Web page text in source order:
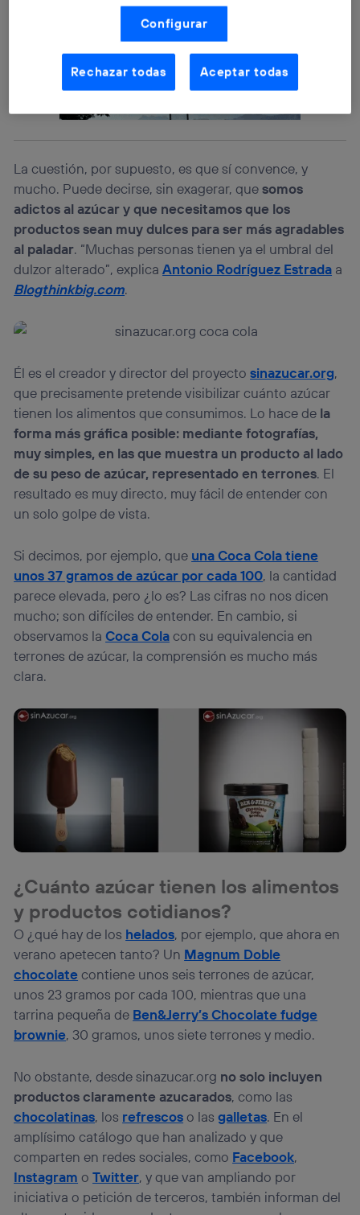
La cuestión, por supuesto, es que sí convence, y
mucho. Puede decirse, sin exagerar, quesomos
adictos al azúcar y que necesitamos que los
productos sean muy dulces para ser más agradables
al paladar. “Muchas personas tienen ya el umbral del
dulzor alterado”, explicaAntonio Rodríguez Estrada a
Blogthinkbig.com.
Él es el creador y director del proyectosinazucar.org,
que precisamente pretende visibilizar cuánto azúcar
tienen los alimentos que consumimos. Lo hace de la
forma más gráfica posible: mediante fotografías,
muy simples, en las que muestra un producto al lado
de su peso de azúcar, representado en terrones. El
resultado es muy directo, muy fácil de entender con
un solo golpe de vista.
Si decimos, por ejemplo, que una Coca Cola tiene
unos 37 gramos de azúcar por cada 100, la cantidad
parece elevada, pero ¿lo es? Las cifras no nos dicen
mucho; son difíciles de entender. En cambio, si
observamos laCoca Colacon su equivalencia en
terrones de azúcar, la comprensión es mucho más
clara.
¿Cuánto azúcar tienen los alimentos
y productos cotidianos?
O ¿qué hay de los helados, por ejemplo, que ahora en
verano apetecen tanto? Un Magnum Doble
chocolatecontiene unos seis terrones de azúcar,
unos 23 gramos por cada 100, mientras que una
tarrina pequeña de Ben&Jerry’s Chocolate fudge
brownie, 30 gramos, unos siete terrones y medio.
No obstante, desde sinazucar.org no solo incluyen
productos claramente azucarados, como las
chocolatinas, los refrescoso lasgalletas. En el
amplísimo catálogo que han analizado y que
comparten en redes sociales, como Facebook,
Instagram oTwitter, y que van ampliando por
iniciativa o petición de terceros, también informan del
Nosotros, Telefónica S.A., utilizamos la tecnología Utiq para
realizar nuestras acciones de marketing digital o análisis
(como se describe en este aviso de consentimiento)
basadas en tu navegación en nuestra(s) web(s)
aquí(solo cuando utilizas una conexión a
internet habilitada , proporcionada por una de las
operadoras de telefonía participantes, y otorgas tu
prioridad ofreciéndote elección y control.
La tecnología utiliza un identificador cifrado creado por tu
operadora de telefonía
, utilizando tu dirección IP y otra
información de la cuenta de cliente de
telecomunicaciones vinculada a la conexión que utilizas
(p. ej., número de teléfono móvil).
Este identificador se asigna a la conexión de internet, por
lo que cualquier persona que conecte su dispositivo y
consienta el uso de la tecnología recibirá el mismo
identificador. Típicamente:
el marketing o análisis se realizará en función de las
Si utilizasdatos móviles , el marketing será más
personalizado, ya que se basará únicamente en la
navegación del usuario del móvil.
Puedes gestionar los consentimientos Utiq seleccionando
“Administrar Utiq” en la parte inferior de esta página web o
visitando el
portal de privacidad de Utiq
(“consenthub”). Para más información, consulta
la política de privacidad de Utiq.
Configurar
Rechazar todas Aceptar todas